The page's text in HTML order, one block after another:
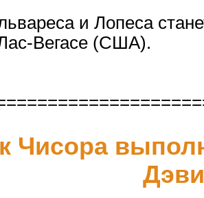
и Лопеса
Вегасе (США).
Чисора